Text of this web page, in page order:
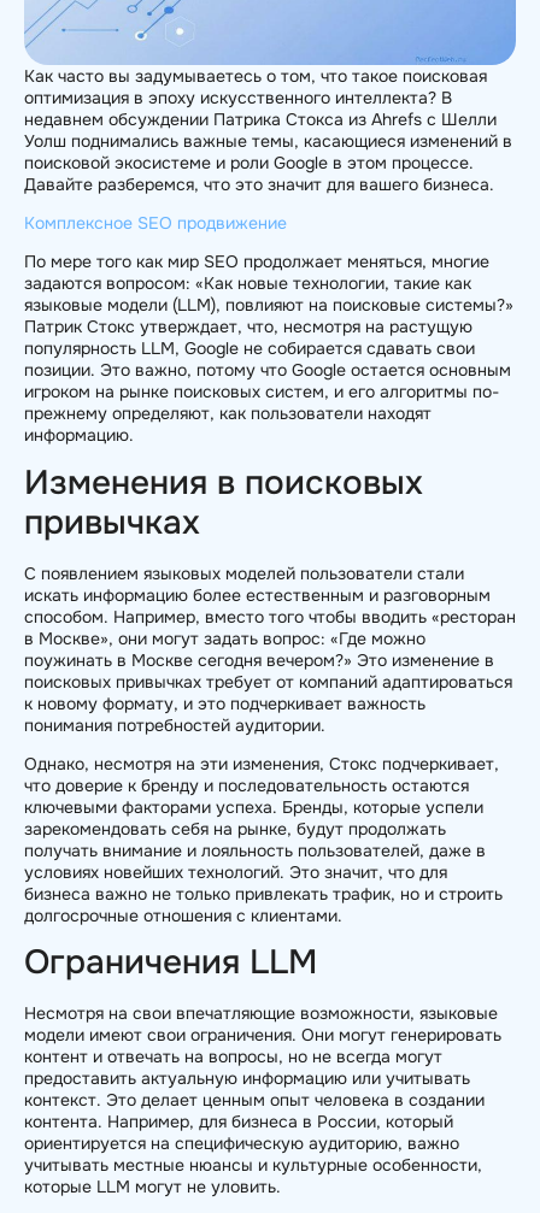
Как часто вы задумываетесь о том, что такое поисковая
оптимизация в эпоху искусственного интеллекта? В
недавнем обсуждении Патрика Стокса из Ahrefs с Шелли
Уолш поднимались важные темы, касающиеся изменений в
поисковой экосистеме и роли Google в этом процессе.
Давайте разберемся, что это значит для вашего бизнеса.
Комплексное SEO продвижение
По мере того как мир SEO продолжает меняться, многие
задаются вопросом: «Как новые технологии, такие как
языковые модели (LLM), повлияют на поисковые системы?»
Патрик Стокс утверждает, что, несмотря на растущую
популярность LLM, Google не собирается сдавать свои
позиции. Это важно, потому что Google остается основным
игроком на рынке поисковых систем, и его алгоритмы по-
прежнему определяют, как пользователи находят
информацию.
Изменения в поисковых
привычках
С появлением языковых моделей пользователи стали
искать информацию более естественным и разговорным
способом. Например, вместо того чтобы вводить «ресторан
в Москве», они могут задать вопрос: «Где можно
поужинать в Москве сегодня вечером?» Это изменение в
поисковых привычках требует от компаний адаптироваться
к новому формату, и это подчеркивает важность
понимания потребностей аудитории.
Однако, несмотря на эти изменения, Стокс подчеркивает,
что доверие к бренду и последовательность остаются
ключевыми факторами успеха. Бренды, которые успели
зарекомендовать себя на рынке, будут продолжать
получать внимание и лояльность пользователей, даже в
условиях новейших технологий. Это значит, что для
бизнеса важно не только привлекать трафик, но и строить
долгосрочные отношения с клиентами.
Ограничения LLM
Несмотря на свои впечатляющие возможности, языковые
модели имеют свои ограничения. Они могут генерировать
контент и отвечать на вопросы, но не всегда могут
предоставить актуальную информацию или учитывать
контекст. Это делает ценным опыт человека в создании
контента. Например, для бизнеса в России, который
ориентируется на специфическую аудиторию, важно
учитывать местные нюансы и культурные особенности,
которые LLM могут не уловить.